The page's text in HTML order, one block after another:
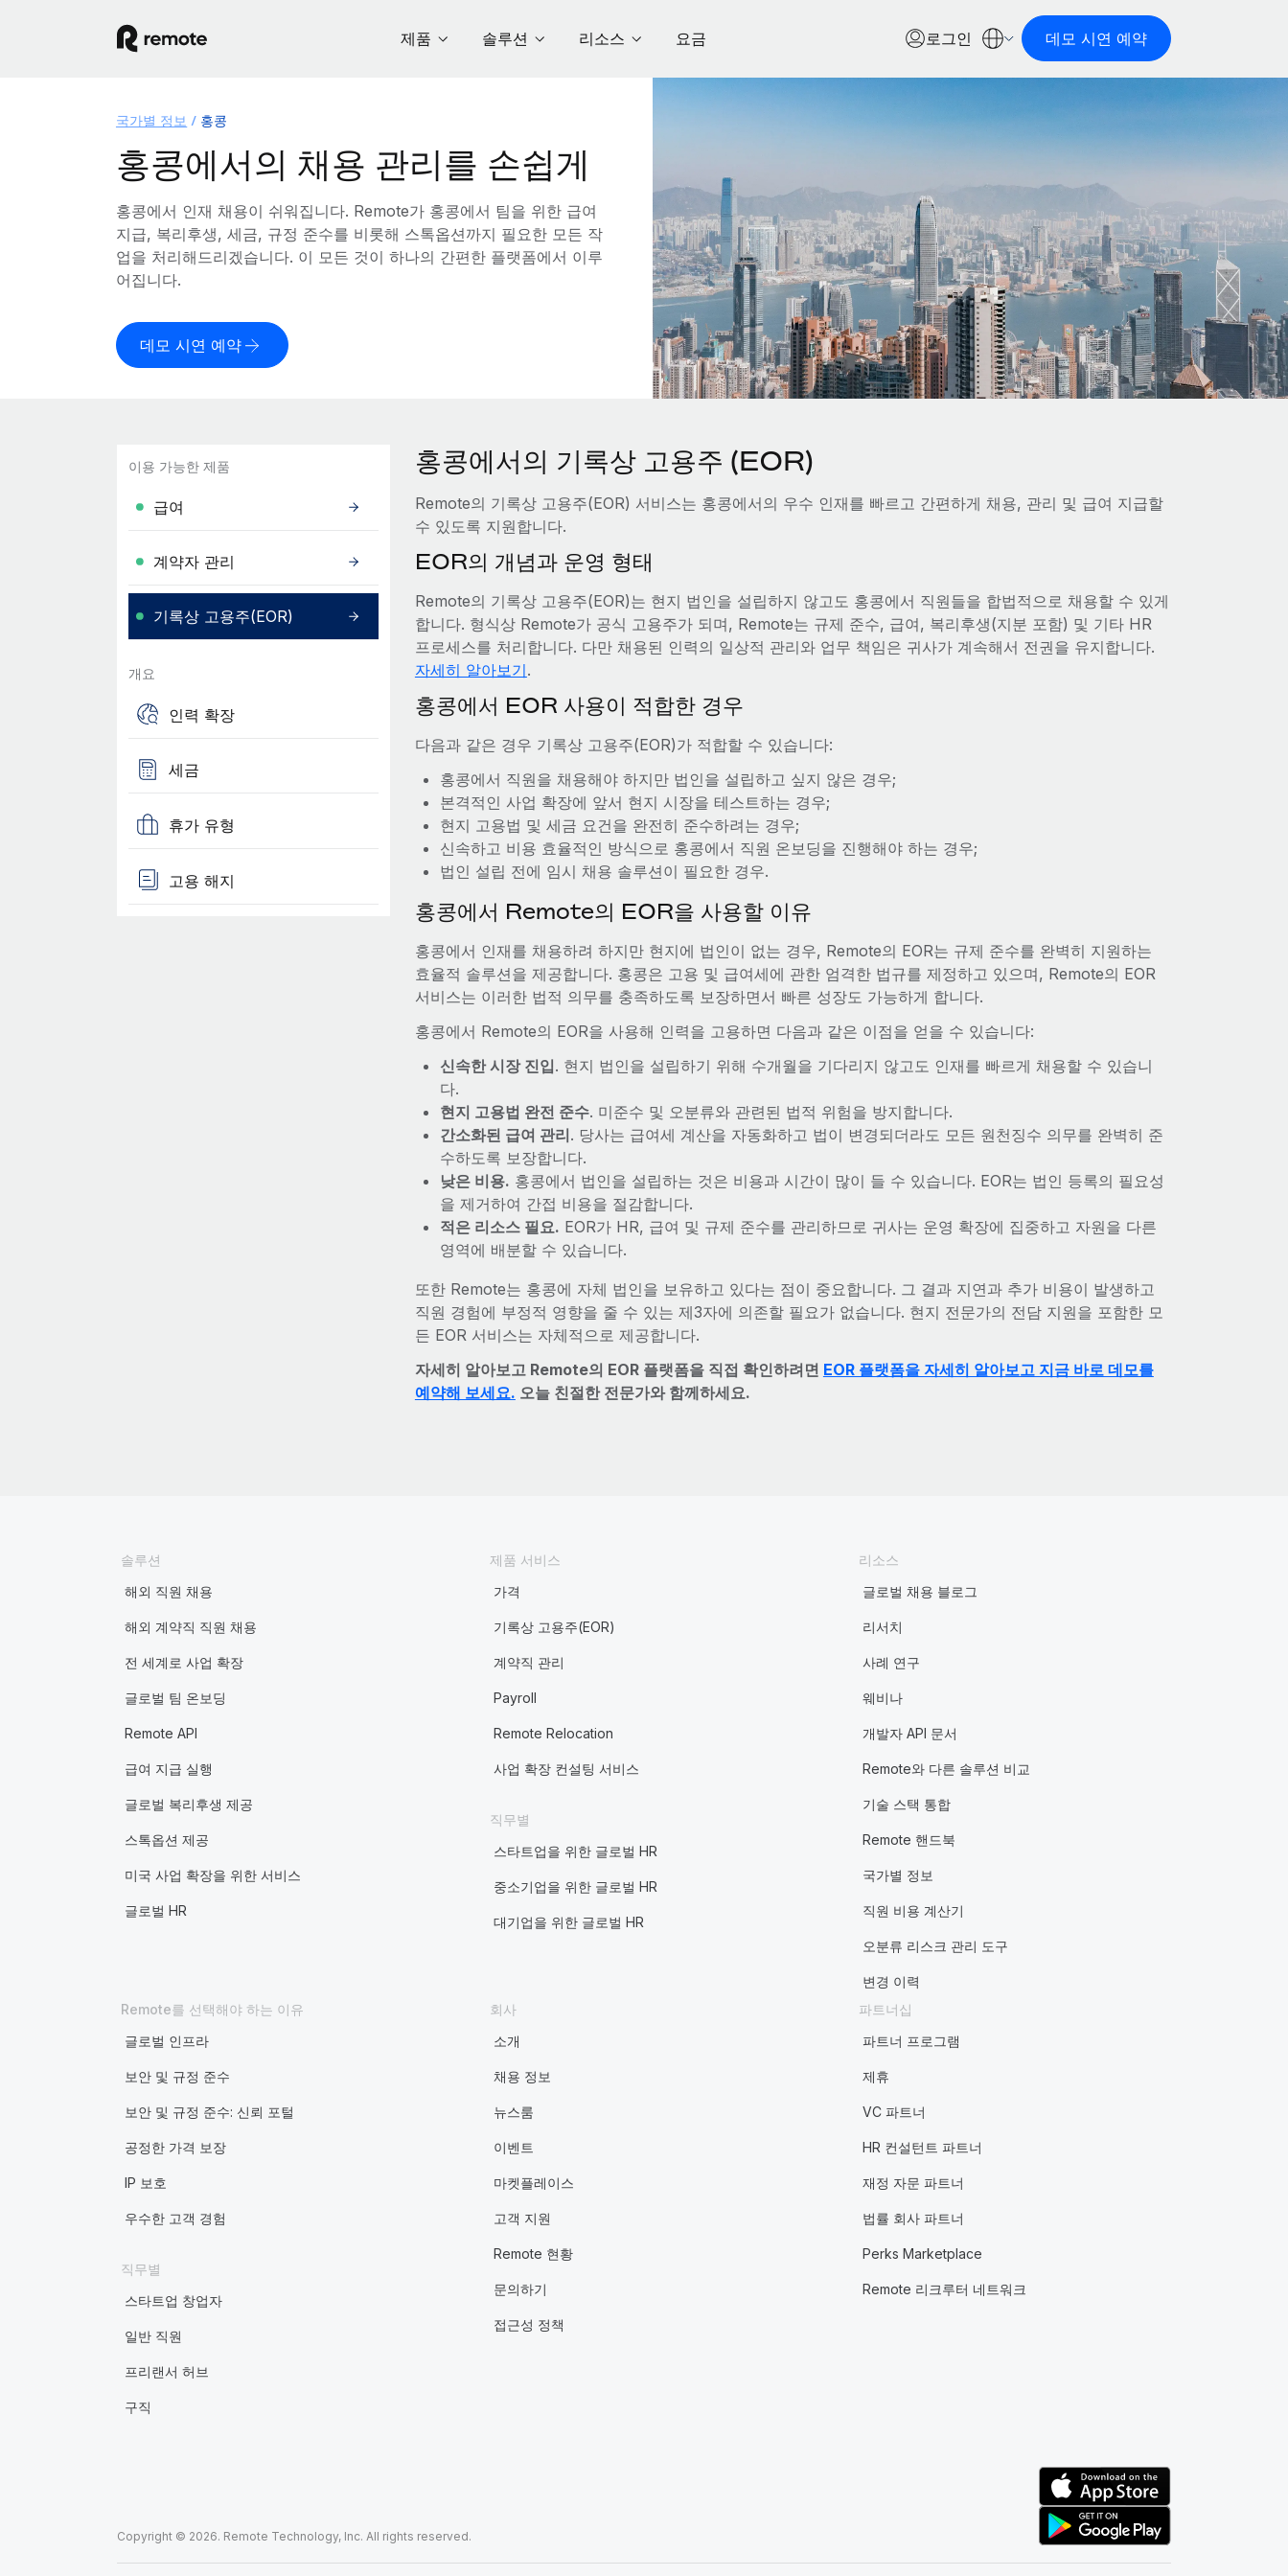
제품 솔루션 리소스 요금 로그인 데모 시연 예약
국가별 정보 홍콩
홍콩에서의 채용 관리를 손쉽게
홍콩에서 인재 채용이 쉬워집니다. Remote가 홍콩에서 팀을 위한 급여
지급, 복리후생, 세금, 규정 준수를 비롯해 스톡옵션까지 필요한 모든 작
업을 처리해드리겠습니다. 이 모든 것이 하나의 간편한 플랫폼에서 이루
어집니다.
데모 시연 예약
이용 가능한 제품
급여
계약자 관리
기록상 고용주(EOR)
개요
인력 확장
세금
휴가 유형
고용 해지
홍콩에서의 기록상 고용주 (EOR)
Remote의 기록상 고용주(EOR) 서비스는 홍콩에서의 우수 인재를 빠르고 간편하게 채용, 관리 및 급여 지급할
수 있도록 지원합니다.
EOR의 개념과 운영 형태
Remote의 기록상 고용주(EOR)는 현지 법인을 설립하지 않고도 홍콩에서 직원들을 합법적으로 채용할 수 있게
합니다. 형식상 Remote가 공식 고용주가 되며, Remote는 규제 준수, 급여, 복리후생(지분 포함) 및 기타 HR
프로세스를 처리합니다. 다만 채용된 인력의 일상적 관리와 업무 책임은 귀사가 계속해서 전권을 유지합니다.
자세히 알아보기.
홍콩에서 EOR 사용이 적합한 경우
다음과 같은 경우 기록상 고용주(EOR)가 적합할 수 있습니다:
홍콩에서 직원을 채용해야 하지만 법인을 설립하고 싶지 않은 경우;
본격적인 사업 확장에 앞서 현지 시장을 테스트하는 경우;
현지 고용법 및 세금 요건을 완전히 준수하려는 경우;
신속하고 비용 효율적인 방식으로 홍콩에서 직원 온보딩을 진행해야 하는 경우;
법인 설립 전에 임시 채용 솔루션이 필요한 경우.
홍콩에서 Remote의 EOR을 사용할 이유
홍콩에서 인재를 채용하려 하지만 현지에 법인이 없는 경우, Remote의 EOR는 규제 준수를 완벽히 지원하는
효율적 솔루션을 제공합니다. 홍콩은 고용 및 급여세에 관한 엄격한 법규를 제정하고 있으며, Remote의 EOR
서비스는 이러한 법적 의무를 충족하도록 보장하면서 빠른 성장도 가능하게 합니다.
홍콩에서 Remote의 EOR을 사용해 인력을 고용하면 다음과 같은 이점을 얻을 수 있습니다:
신속한 시장 진입. 현지 법인을 설립하기 위해 수개월을 기다리지 않고도 인재를 빠르게 채용할 수 있습니
다.
현지 고용법 완전 준수. 미준수 및 오분류와 관련된 법적 위험을 방지합니다.
간소화된 급여 관리. 당사는 급여세 계산을 자동화하고 법이 변경되더라도 모든 원천징수 의무를 완벽히 준
수하도록 보장합니다.
낮은 비용. 홍콩에서 법인을 설립하는 것은 비용과 시간이 많이 들 수 있습니다. EOR는 법인 등록의 필요성
을 제거하여 간접 비용을 절감합니다.
적은 리소스 필요. EOR가 HR, 급여 및 규제 준수를 관리하므로 귀사는 운영 확장에 집중하고 자원을 다른
영역에 배분할 수 있습니다.
또한 Remote는 홍콩에 자체 법인을 보유하고 있다는 점이 중요합니다. 그 결과 지연과 추가 비용이 발생하고
직원 경험에 부정적 영향을 줄 수 있는 제3자에 의존할 필요가 없습니다. 현지 전문가의 전담 지원을 포함한 모
든 EOR 서비스는 자체적으로 제공합니다.
자세히 알아보고 Remote의 EOR 플랫폼을 직접 확인하려면 EOR 플랫폼을 자세히 알아보고 지금 바로 데모를
예약해 보세요. 오늘 친절한 전문가와 함께하세요.
솔루션
해외 직원 채용
해외 계약직 직원 채용
전 세계로 사업 확장
글로벌 팀 온보딩
Remote API
급여 지급 실행
글로벌 복리후생 제공
스톡옵션 제공
미국 사업 확장을 위한 서비스
글로벌 HR
제품 서비스
가격
기록상 고용주(EOR)
계약직 관리
Payroll
Remote Relocation
사업 확장 컨설팅 서비스
직무별
스타트업을 위한 글로벌 HR
중소기업을 위한 글로벌 HR
대기업을 위한 글로벌 HR
리소스
글로벌 채용 블로그
리서치
사례 연구
웨비나
개발자 API 문서
Remote와 다른 솔루션 비교
기술 스택 통합
Remote 핸드북
국가별 정보
직원 비용 계산기
오분류 리스크 관리 도구
변경 이력
Remote를 선택해야 하는 이유
글로벌 인프라
보안 및 규정 준수
보안 및 규정 준수: 신뢰 포털
공정한 가격 보장
IP 보호
우수한 고객 경험
직무별
스타트업 창업자
일반 직원
프리랜서 허브
구직
회사
소개
채용 정보
뉴스룸
이벤트
마켓플레이스
고객 지원
Remote 현황
문의하기
접근성 정책
파트너십
파트너 프로그램
제휴
VC 파트너
HR 컨설턴트 파트너
재정 자문 파트너
법률 회사 파트너
Perks Marketplace
Remote 리크루터 네트워크
Copyright © 2026. Remote Technology, Inc. All rights reserved.